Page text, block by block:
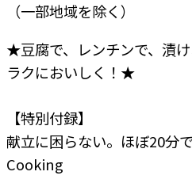
（一部地域を除く）
★豆腐で、レンチンで、漬
ラクにおいしく！★
【特別付録】
献立に困らない。ほぼ20分
Cooking